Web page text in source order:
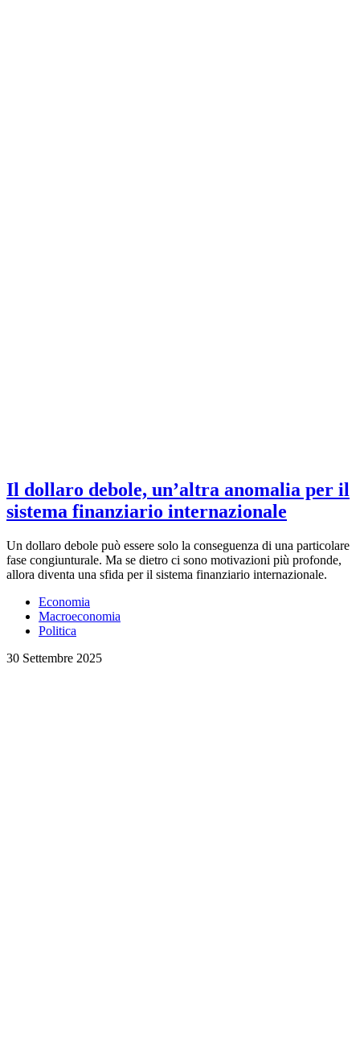
Il dollaro debole, un’altra anomalia per il
sistema finanziario internazionale
Un dollaro debole può essere solo la conseguenza di una particolare
fase congiunturale. Ma se dietro ci sono motivazioni più profonde,
allora diventa una sfida per il sistema finanziario internazionale.
Economia
Macroeconomia
Politica
30 Settembre 2025